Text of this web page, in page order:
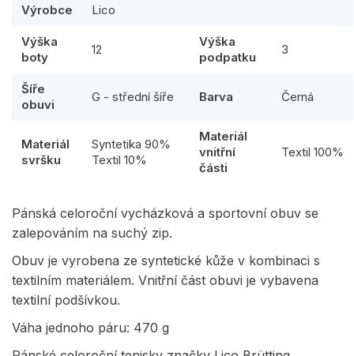
Výrobce Lico
Výška
boty
12
Výška
podpatku
3
Šíře
obuvi
G - střední šíře Barva Černá
Materiál
svršku
Syntetika 90%
Textil 10%
Materiál
vnitřní
části
Textil 100%
Pánská celoroční vycházková a sportovní obuv se
zalepováním na suchý zip.
Obuv je vyrobena ze syntetické kůže v kombinaci s
textilním materiálem. Vnitřní část obuvi je vybavena
textilní podšívkou.
Váha jednoho páru: 470 g